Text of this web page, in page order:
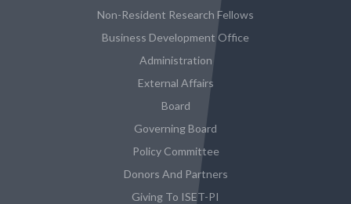
Non-Resident Research Fellows
Business Development Office
Administration
External Affairs
Board
Governing Board
Policy Committee
Donors And Partners
Giving To ISET-PI